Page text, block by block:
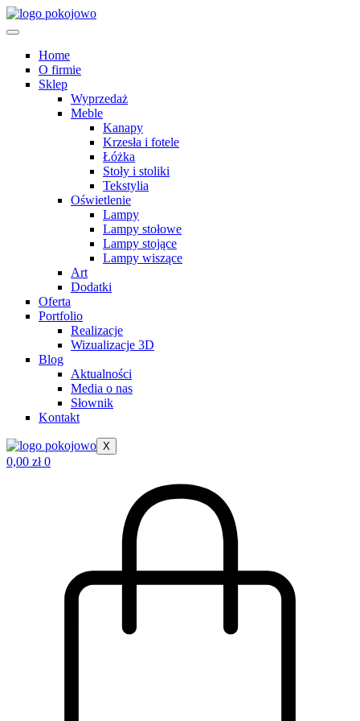
Przejdź
do
Home
O firmie
Sklep
Wyprzedaż
Meble
Kanapy
Krzesła i fotele
Łóżka
Stoły i stoliki
Tekstylia
Oświetlenie
Lampy
Lampy stołowe
Lampy stojące
Lampy wiszące
Art
Dodatki
Oferta
Portfolio
Realizacje
Wizualizacje 3D
Blog
Aktualności
Media o nas
Słownik
Kontakt
X
0,00 zł 0